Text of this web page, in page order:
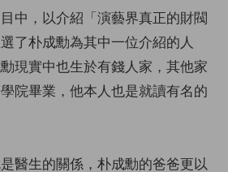
中，以介紹「演藝界真正的財閥
了朴成勳為其中一位介紹的人
現實中也生於有錢人家，其他家
院畢業，他本人也是就讀有名的
醫生的關係，朴成勳的爸爸更以